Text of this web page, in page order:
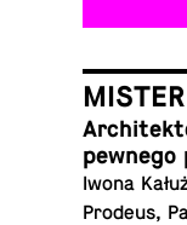
Iwona
Prodeus,